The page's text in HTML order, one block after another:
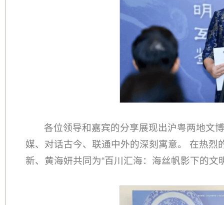
各位领导和嘉宾的分享展现出沪粤两地文
媒、对话古今、联通中外的深刻寓意。 在热
新、黄海妍共同为“百川汇海：海丝帆影下的